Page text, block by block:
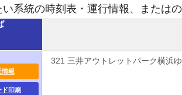
系統の時刻表・運行情報、または
情報
印刷
321 三井アウトレットパーク横浜ゆ